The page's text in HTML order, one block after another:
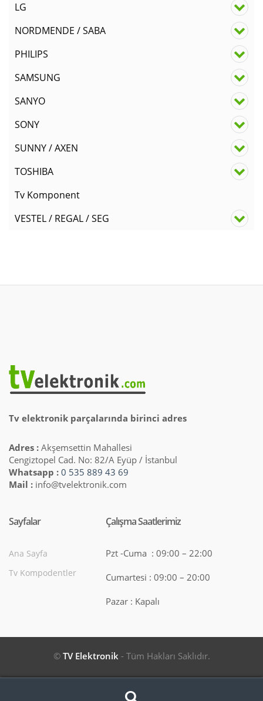
LG
NORDMENDE / SABA
PHILIPS
SAMSUNG
SANYO
SONY
SUNNY / AXEN
TOSHIBA
Tv Komponent
VESTEL / REGAL / SEG
Tv elektronik parçalarında birinci adres
Adres : Akşemsettin Mahallesi
Cengiztopel Cad. No: 82/A Eyüp / İstanbul
Whatsapp : 0 535 889 43 69
Mail : info@tvelektronik.com
Sayfalar
Ana Sayfa
Tv Kompodentler
Çalışma Saatlerimiz
Pzt -Cuma : 09:00 – 22:00
Cumartesi : 09:00 – 20:00
Pazar : Kapalı
© TV Elektronik- Tüm Hakları Saklıdır.